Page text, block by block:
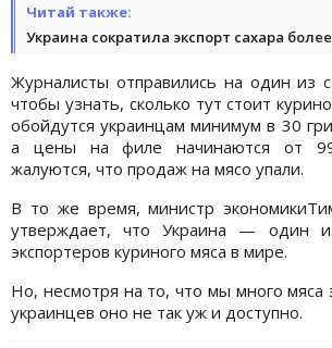
Читай также:
Украина сократила экспорт сахара
Журналисты отправились на один из
чтобы узнать, сколько тут стоит
обойдутся украинцам минимум в 30
а цены на филе начинаются от
жалуются, что продаж на мясо упали.
В то же время, министр
утверждает, что Украина — один
экспортеров куриного мяса в мире.
Но, несмотря на то, что мы много мяса
украинцев оно не так уж и доступно.